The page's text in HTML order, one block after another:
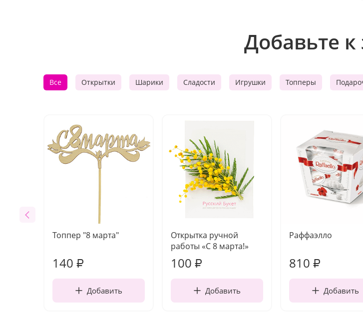
Добавьте к
Все Открытки Шарики Сладости Игрушки Топперы
Топпер "8 марта"
140 ₽
Добавить
Открытка ручной
работы «С 8 марта!»
100 ₽
Добавить
Раффаэлло
810 ₽
Добавить